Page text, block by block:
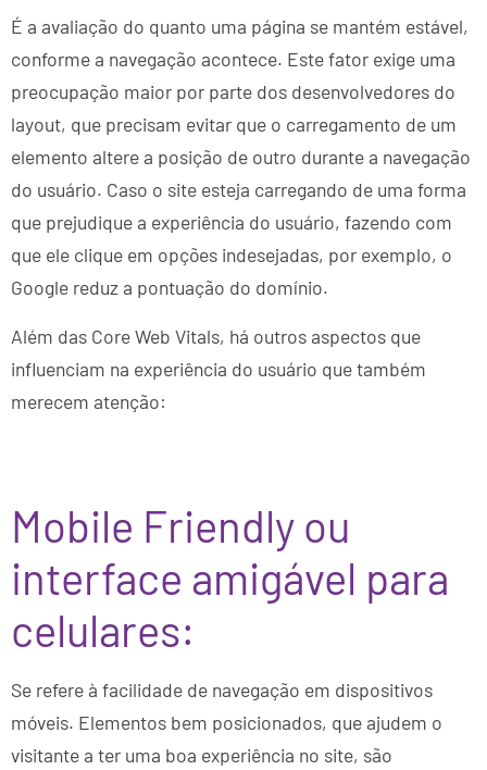
É a avaliação do quanto uma página se mantém estável,
conforme a navegação acontece. Este fator exige uma
preocupação maior por parte dos desenvolvedores do
layout, que precisam evitar que o carregamento de um
elemento altere a posição de outro durante a navegação
do usuário. Caso o site esteja carregando de uma forma
que prejudique a experiência do usuário, fazendo com
que ele clique em opções indesejadas, por exemplo, o
Google reduz a pontuação do domínio.
Além das Core Web Vitals, há outros aspectos que
influenciam na experiência do usuário que também
merecem atenção:
Mobile Friendly ou
interface amigável para
celulares:
Se refere à facilidade de navegação em dispositivos
móveis. Elementos bem posicionados, que ajudem o
visitante a ter uma boa experiência no site, são